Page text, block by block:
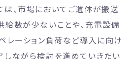
は、市場においてご遺体が搬送
給数が少ないことや、充電設備
レーション負荷など導入に向け
しながら検討を進めていきたい